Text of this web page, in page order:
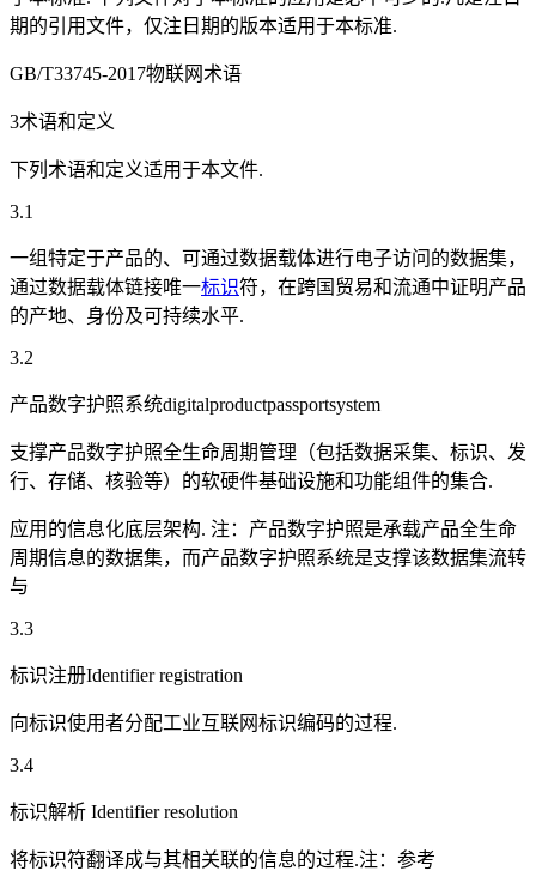
期的引用文件，仅注日期的版本适用于本标准.
GB/T33745-2017物联网术语
3术语和定义
下列术语和定义适用于本文件.
3.1
一组特定于产品的、可通过数据载体进行电子访问的数据集，
通过数据载体链接唯一标识符，在跨国贸易和流通中证明产品
的产地、身份及可持续水平.
3.2
产品数字护照系统digitalproductpassportsystem
支撑产品数字护照全生命周期管理（包括数据采集、标识、发
行、存储、核验等）的软硬件基础设施和功能组件的集合.
应用的信息化底层架构. 注：产品数字护照是承载产品全生命
周期信息的数据集，而产品数字护照系统是支撑该数据集流转
与
3.3
标识注册Identifier registration
向标识使用者分配工业互联网标识编码的过程.
3.4
标识解析 Identifier resolution
将标识符翻译成与其相关联的信息的过程.注：参考